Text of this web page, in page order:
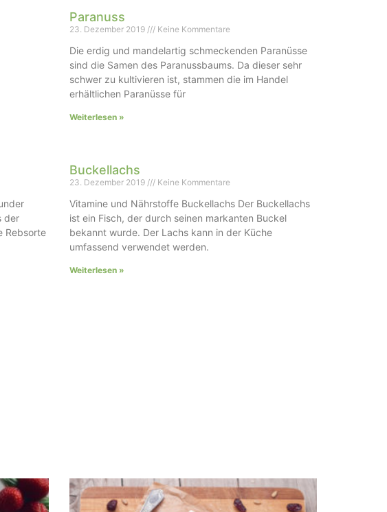
Paranuss
23. Dezember 2019 Keine Kommentare
Die erdig und mandelartig schmeckenden Paranüsse
sind die Samen des Paranussbaums. Da dieser sehr
schwer zu kultivieren ist, stammen die im Handel
erhältlichen Paranüsse für
Weiterlesen »
der
Rebsorte
Buckellachs
23. Dezember 2019 Keine Kommentare
Vitamine und Nährstoffe Buckellachs Der Buckellachs
ist ein Fisch, der durch seinen markanten Buckel
bekannt wurde. Der Lachs kann in der Küche
umfassend verwendet werden.
Weiterlesen »